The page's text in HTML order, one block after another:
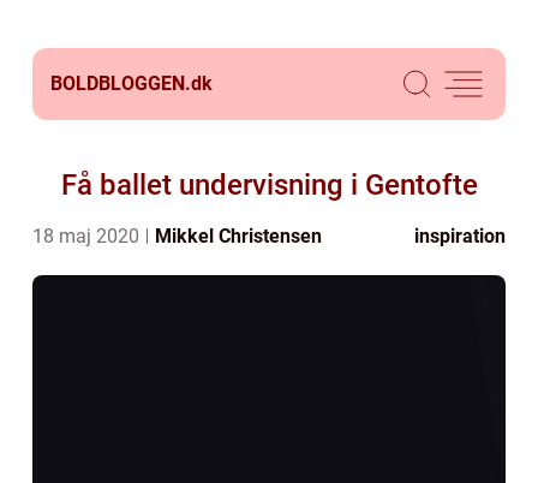
BOLDBLOGGEN.dk
Få ballet undervisning i Gentofte
18 maj 2020 Mikkel Christensen inspiration